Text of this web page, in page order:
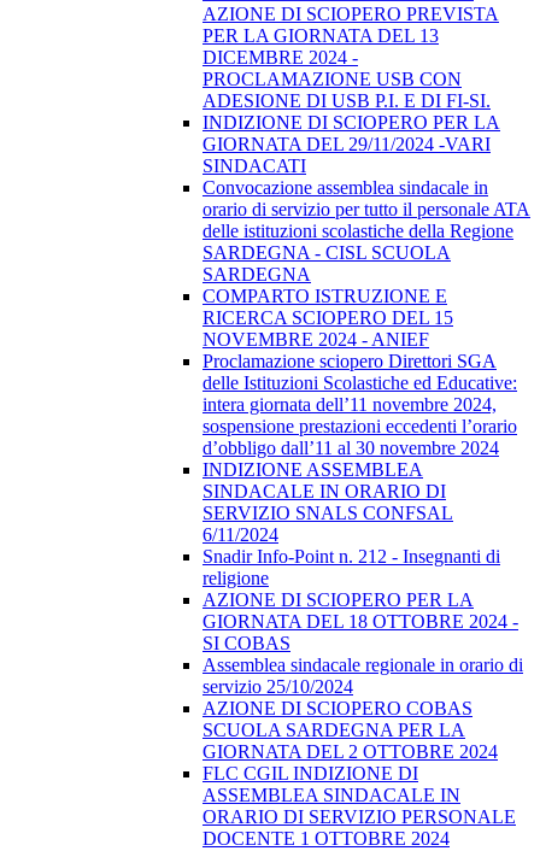
AZIONE DI SCIOPERO PREVISTA
PER LA GIORNATA DEL 13
DICEMBRE 2024 -
PROCLAMAZIONE USB CON
ADESIONE DI USB P.I. E DI FI-SI.
INDIZIONE DI SCIOPERO PER LA
GIORNATA DEL 29/11/2024 -VARI
SINDACATI
Convocazione assemblea sindacale in
orario di servizio per tutto il personale ATA
delle istituzioni scolastiche della Regione
SARDEGNA - CISL SCUOLA
SARDEGNA
COMPARTO ISTRUZIONE E
RICERCA SCIOPERO DEL 15
NOVEMBRE 2024 - ANIEF
Proclamazione sciopero Direttori SGA
delle Istituzioni Scolastiche ed Educative:
intera giornata dell’11 novembre 2024,
sospensione prestazioni eccedenti l’orario
d’obbligo dall’11 al 30 novembre 2024
INDIZIONE ASSEMBLEA
SINDACALE IN ORARIO DI
SERVIZIO SNALS CONFSAL
6/11/2024
Snadir Info-Point n. 212 - Insegnanti di
religione
AZIONE DI SCIOPERO PER LA
GIORNATA DEL 18 OTTOBRE 2024 -
SI COBAS
Assemblea sindacale regionale in orario di
servizio 25/10/2024
AZIONE DI SCIOPERO COBAS
SCUOLA SARDEGNA PER LA
GIORNATA DEL 2 OTTOBRE 2024
FLC CGIL INDIZIONE DI
ASSEMBLEA SINDACALE IN
ORARIO DI SERVIZIO PERSONALE
DOCENTE 1 OTTOBRE 2024